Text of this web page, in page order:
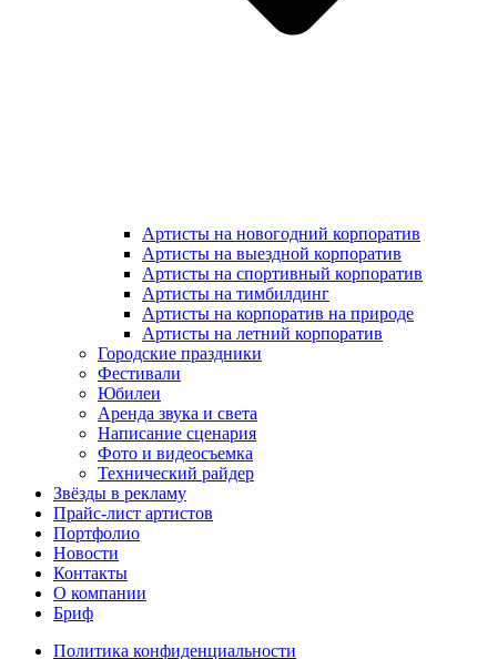
Артисты на новогодний корпоратив
Артисты на выездной корпоратив
Артисты на спортивный корпоратив
Артисты на тимбилдинг
Артисты на корпоратив на природе
Артисты на летний корпоратив
Городские праздники
Фестивали
Юбилеи
Аренда звука и света
Написание сценария
Фото и видеосъемка
Технический райдер
Звёзды в рекламу
Прайс-лист артистов
Портфолио
Новости
Контакты
О компании
Бриф
Политика конфиденциальности